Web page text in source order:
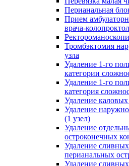
Перианальная
Прием
врача-
Тромбэктомия
узла
Удаление 1-го
категории
Удаление 1-го
категория
Удаление
Удаление
(1 узел)
Удаление
остроконечных
Удаление
перианальных
Удаление